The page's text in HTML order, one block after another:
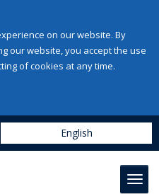
on our website. By
our website, you accept the use
of cookies at any time.
English